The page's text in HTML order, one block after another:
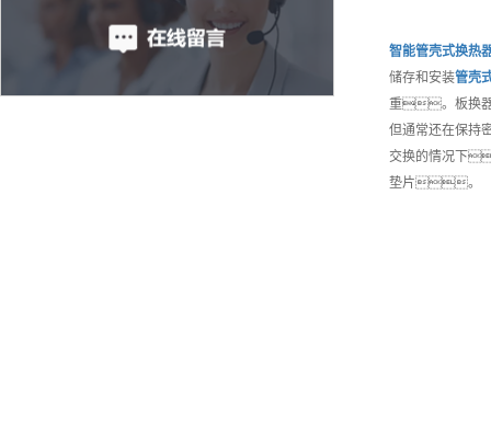
智能管壳式换热
储存和安装管壳
重。板换
但通常还在保
交换的情况下
垫片。